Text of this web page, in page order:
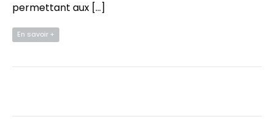
permettant aux […]
En savoir +